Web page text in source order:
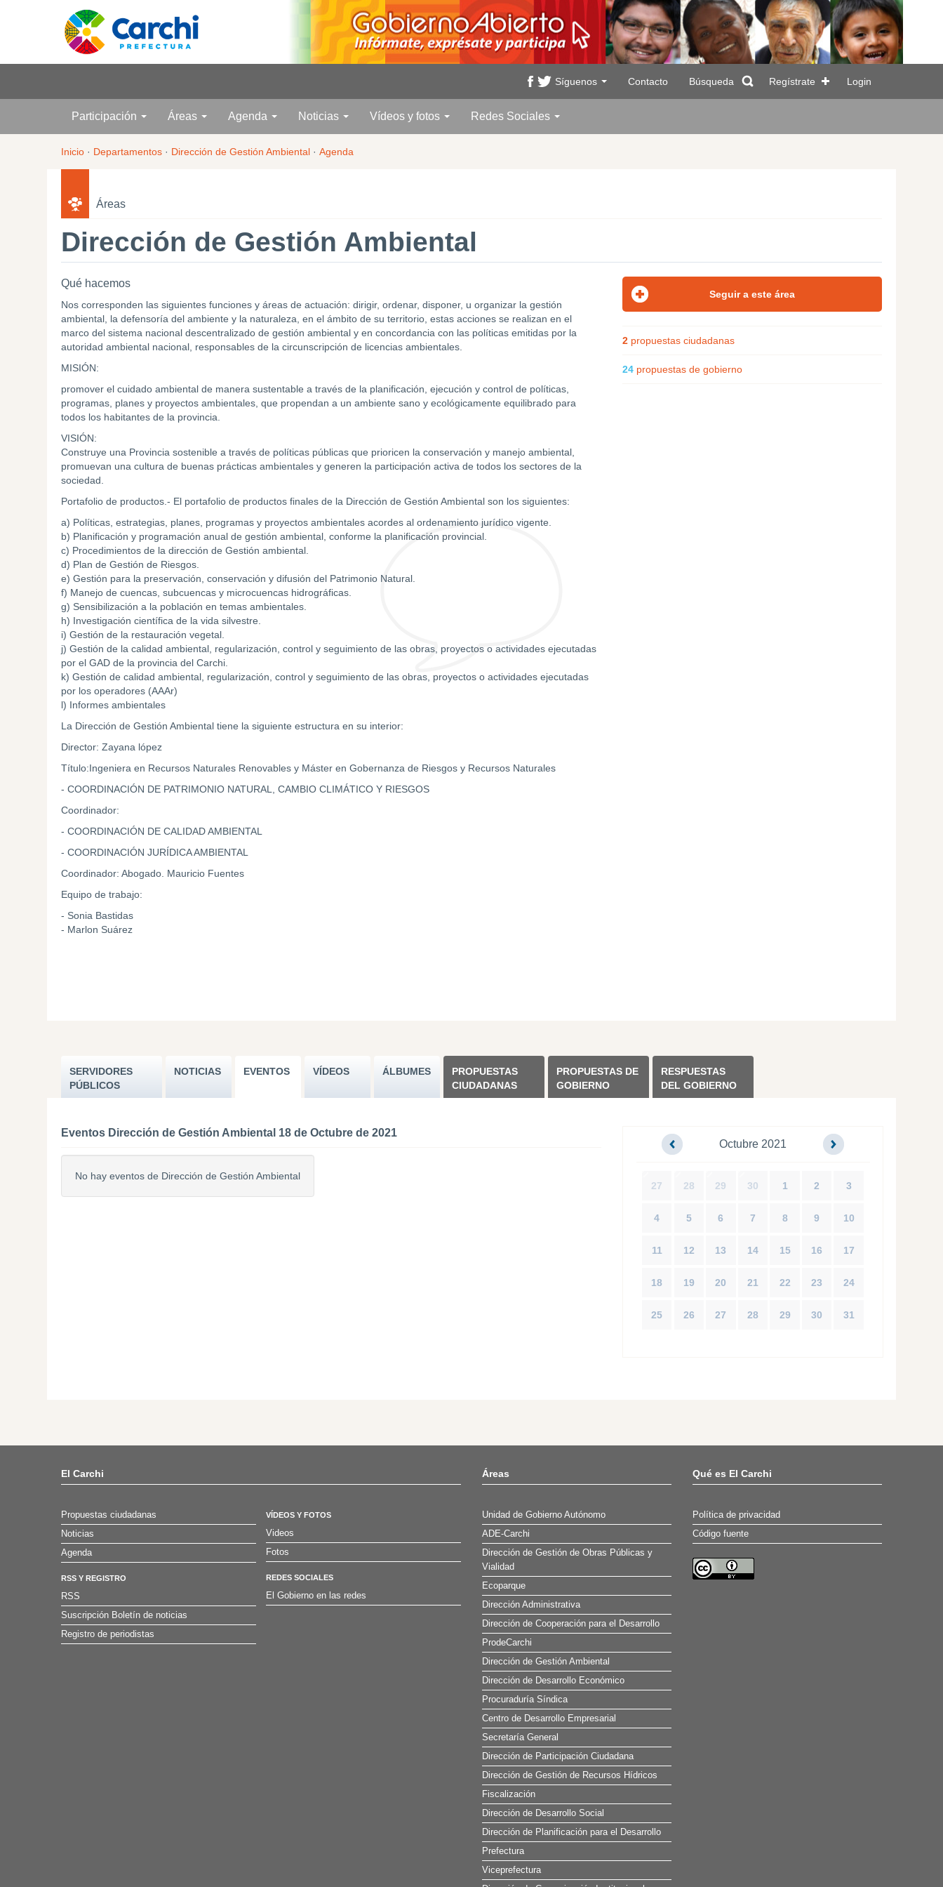
Síguenos Contacto Búsqueda Regístrate Login
Participación Áreas Agenda Noticias Vídeos y fotos Redes Sociales
Inicio · Departamentos · Dirección de Gestión Ambiental · Agenda
Áreas
Dirección de Gestión Ambiental
Qué hacemos
Nos corresponden las siguientes funciones y áreas de actuación: dirigir, ordenar, disponer, u organizar la gestión
ambiental, la defensoría del ambiente y la naturaleza, en el ámbito de su territorio, estas acciones se realizan en el
marco del sistema nacional descentralizado de gestión ambiental y en concordancia con las políticas emitidas por la
autoridad ambiental nacional, responsables de la circunscripción de licencias ambientales.
MISIÓN:
promover el cuidado ambiental de manera sustentable a través de la planificación, ejecución y control de políticas,
programas, planes y proyectos ambientales, que propendan a un ambiente sano y ecológicamente equilibrado para
todos los habitantes de la provincia.
VISIÓN:
Construye una Provincia sostenible a través de políticas públicas que prioricen la conservación y manejo ambiental,
promuevan una cultura de buenas prácticas ambientales y generen la participación activa de todos los sectores de la
sociedad.
Portafolio de productos.- El portafolio de productos finales de la Dirección de Gestión Ambiental son los siguientes:
a) Políticas, estrategias, planes, programas y proyectos ambientales acordes al ordenamiento jurídico vigente.
b) Planificación y programación anual de gestión ambiental, conforme la planificación provincial.
c) Procedimientos de la dirección de Gestión ambiental.
d) Plan de Gestión de Riesgos.
e) Gestión para la preservación, conservación y difusión del Patrimonio Natural.
f) Manejo de cuencas, subcuencas y microcuencas hidrográficas.
g) Sensibilización a la población en temas ambientales.
h) Investigación científica de la vida silvestre.
i) Gestión de la restauración vegetal.
j) Gestión de la calidad ambiental, regularización, control y seguimiento de las obras, proyectos o actividades ejecutadas
por el GAD de la provincia del Carchi.
k) Gestión de calidad ambiental, regularización, control y seguimiento de las obras, proyectos o actividades ejecutadas
por los operadores (AAAr)
l) Informes ambientales
La Dirección de Gestión Ambiental tiene la siguiente estructura en su interior:
Director: Zayana lópez
Título:Ingeniera en Recursos Naturales Renovables y Máster en Gobernanza de Riesgos y Recursos Naturales
- COORDINACIÓN DE PATRIMONIO NATURAL, CAMBIO CLIMÁTICO Y RIESGOS
Coordinador:
- COORDINACIÓN DE CALIDAD AMBIENTAL
- COORDINACIÓN JURÍDICA AMBIENTAL
Coordinador: Abogado. Mauricio Fuentes
Equipo de trabajo:
- Sonia Bastidas
- Marlon Suárez
2 propuestas ciudadanas
24 propuestas de gobierno
SERVIDORES
PÚBLICOS
NOTICIAS EVENTOS VÍDEOS ÁLBUMES
PROPUESTAS
CIUDADANAS
PROPUESTAS DE
GOBIERNO
RESPUESTAS
DEL GOBIERNO
Eventos Dirección de Gestión Ambiental 18 de Octubre de 2021
No hay eventos de Dirección de Gestión Ambiental
Octubre 2021
27 28 29 30 1 2 3
4 5 6 7 8 9 10
11 12 13 14 15 16 17
18 19 20 21 22 23 24
25 26 27 28 29 30 31
El Carchi
Propuestas ciudadanas
Noticias
Agenda
RSS Y REGISTRO
RSS
Suscripción Boletín de noticias
Registro de periodistas
VÍDEOS Y FOTOS
Videos
Fotos
REDES SOCIALES
El Gobierno en las redes
Áreas
Unidad de Gobierno Autónomo
ADE-Carchi
Dirección de Gestión de Obras Públicas y
Vialidad
Ecoparque
Dirección Administrativa
Dirección de Cooperación para el Desarrollo
ProdeCarchi
Dirección de Gestión Ambiental
Dirección de Desarrollo Económico
Procuraduría Síndica
Centro de Desarrollo Empresarial
Secretaría General
Dirección de Participación Ciudadana
Dirección de Gestión de Recursos Hídricos
Fiscalización
Dirección de Desarrollo Social
Dirección de Planificación para el Desarrollo
Prefectura
Viceprefectura
Qué es El Carchi
Política de privacidad
Código fuente